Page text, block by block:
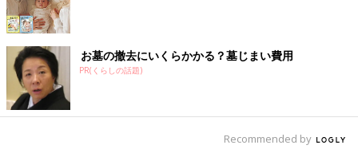
お墓の撤去にいくらかかる？墓じまい費用
PR(くらしの話題)
Recommended by